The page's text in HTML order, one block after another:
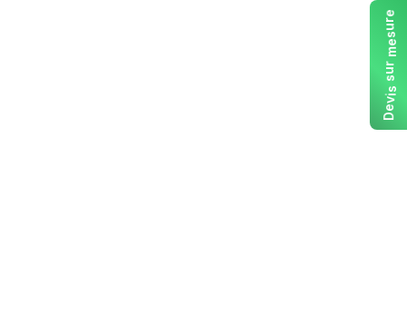
D
e
v
i
s
s
u
r
m
e
s
u
r
e